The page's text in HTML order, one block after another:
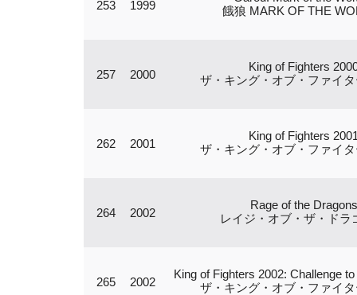
253 1999
餓狼 MARK OF THE
257 2000
King of Fighters
ザ・キング・オブ・ファイ
262 2001
King of Fighters
ザ・キング・オブ・ファイ
264 2002
Rage of the Dragons
レイジ・オブ・ザ・ドラ
265 2002
King of Fighters 2002: Challenge
ザ・キング・オブ・ファイ